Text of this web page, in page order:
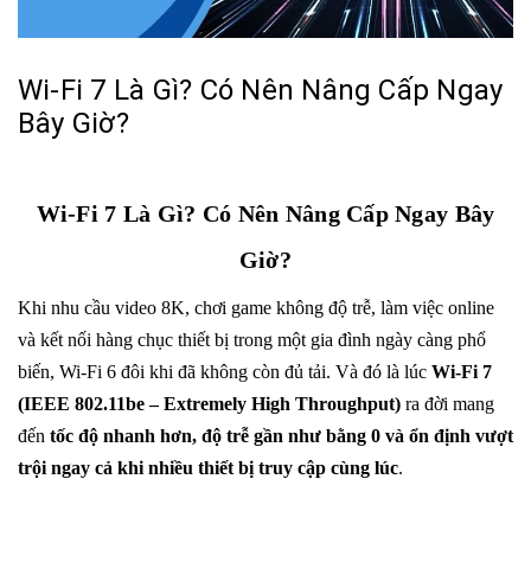
Wi-Fi 7 Là Gì? Có Nên Nâng Cấp Ngay
Bây Giờ?
Wi-Fi 7 Là Gì? Có Nên Nâng Cấp Ngay Bây
Giờ?
Khi nhu cầu video 8K, chơi game không độ trễ, làm việc online
và kết nối hàng chục thiết bị trong một gia đình ngày càng phổ
biến, Wi-Fi 6 đôi khi đã không còn đủ tải. Và đó là lúc Wi-Fi 7
(IEEE 802.11be – Extremely High Throughput) ra đời mang
đến tốc độ nhanh hơn, độ trễ gần như bằng 0 và ổn định vượt
trội ngay cả khi nhiều thiết bị truy cập cùng lúc.